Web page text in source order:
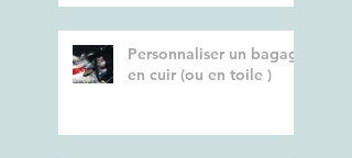
Personnaliser un bagage
en cuir (ou en toile )